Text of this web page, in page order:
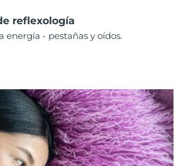
reflexología
energía - pestañas y oídos.